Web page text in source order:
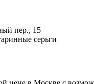
пер., 15
серьги